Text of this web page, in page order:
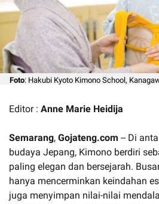
Foto: Hakubi Kyoto Kimono School,
Editor : Anne Marie Heidija
Semarang, Gojateng.com -- Di
budaya Jepang, Kimono berdiri
paling elegan dan bersejarah.
hanya mencerminkan keindahan
juga menyimpan nilai-nilai